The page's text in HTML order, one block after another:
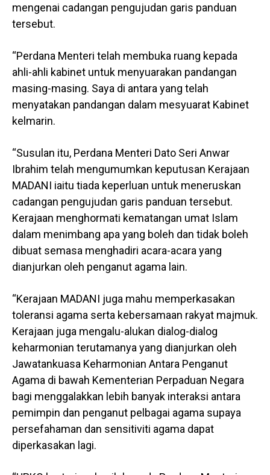
mengenai cadangan pengujudan garis panduan
tersebut.
“Perdana Menteri telah membuka ruang kepada
ahli-ahli kabinet untuk menyuarakan pandangan
masing-masing. Saya di antara yang telah
menyatakan pandangan dalam mesyuarat Kabinet
kelmarin.
“Susulan itu, Perdana Menteri Dato Seri Anwar
Ibrahim telah mengumumkan keputusan Kerajaan
MADANI iaitu tiada keperluan untuk meneruskan
cadangan pengujudan garis panduan tersebut.
Kerajaan menghormati kematangan umat Islam
dalam menimbang apa yang boleh dan tidak boleh
dibuat semasa menghadiri acara-acara yang
dianjurkan oleh penganut agama lain.
“Kerajaan MADANI juga mahu memperkasakan
toleransi agama serta kebersamaan rakyat majmuk.
Kerajaan juga mengalu-alukan dialog-dialog
keharmonian terutamanya yang dianjurkan oleh
Jawatankuasa Keharmonian Antara Penganut
Agama di bawah Kementerian Perpaduan Negara
bagi menggalakkan lebih banyak interaksi antara
pemimpin dan penganut pelbagai agama supaya
persefahaman dan sensitiviti agama dapat
diperkasakan lagi.